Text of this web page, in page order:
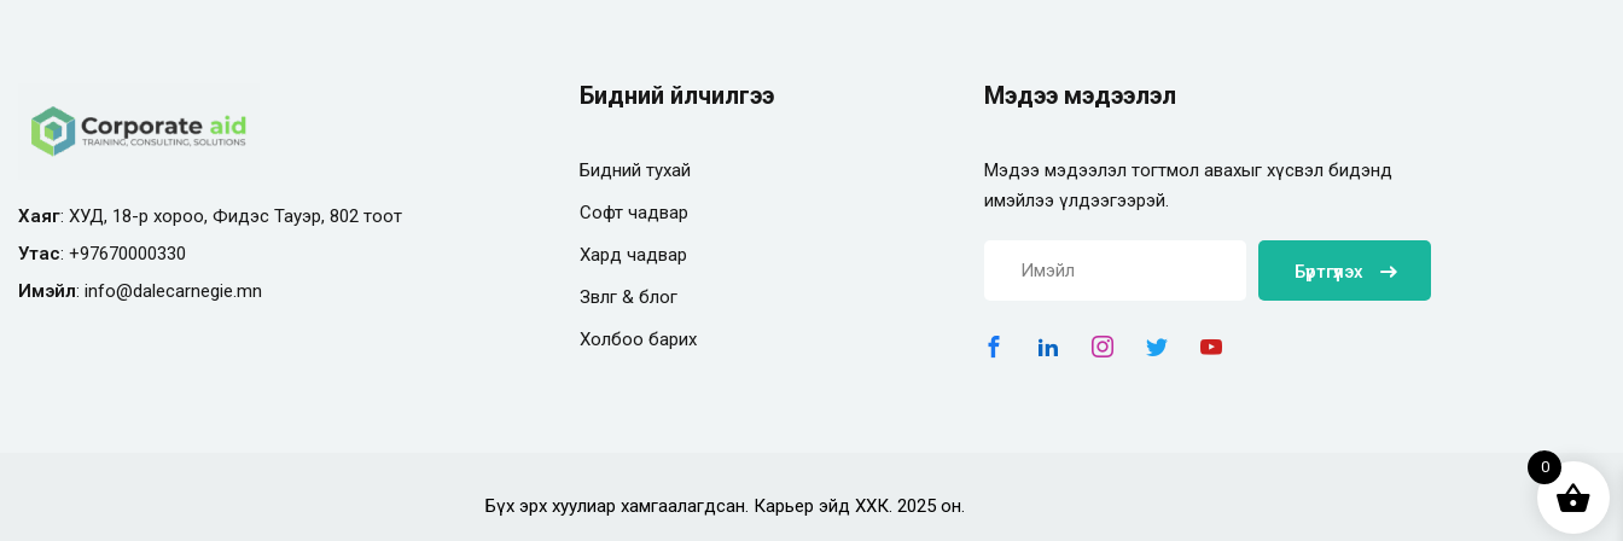
Хаяг: ХУД, 18-р хороо, Фидэс Тауэр, 802 тоот
Утас: +97670000330
Имэйл: info@dalecarnegie.mn
Бидний үйлчилгээ
Бидний тухай
Софт чадвар
Хард чадвар
Зөвлөгөө & блог
Холбоо барих
Мэдээ мэдээлэл
Мэдээ мэдээлэл тогтмол авахыг хүсвэл бидэнд
имэйлээ үлдээгээрэй.
Бүртгүүлэх
Бүх эрх хуулиар хамгаалагдсан. Карьер эйд ХХК. 2025 он.
0